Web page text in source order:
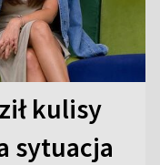
kulisy
sytuacja